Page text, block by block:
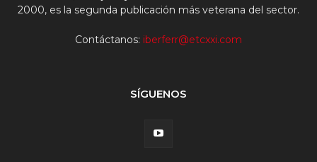
2000, es la segunda publicación más veterana del sector.
Contáctanos: iberferr@etcxxi.com
SÍGUENOS